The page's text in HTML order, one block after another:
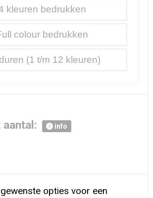
colour
info
opties voor een